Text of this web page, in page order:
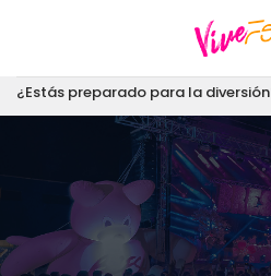
¿Estás preparado para la